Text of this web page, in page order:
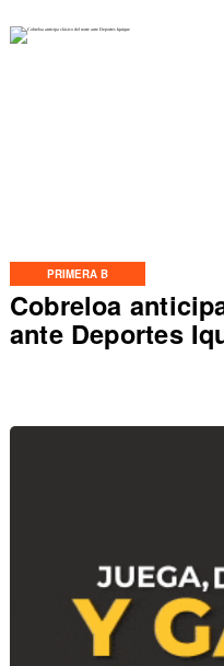
PRIMERA B
Cobreloa
ante Deportes